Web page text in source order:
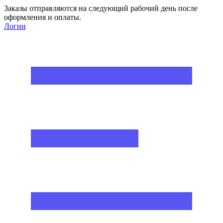
Заказы отправляются на следующий рабочий день после
оформления и оплаты.
Логин